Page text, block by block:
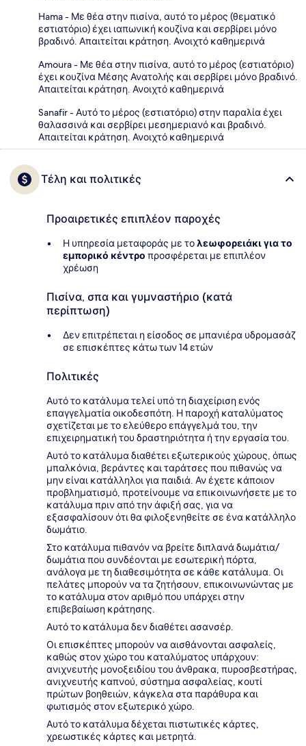
Hama - Με θέα στην πισίνα, αυτό το μέρος (θεματικό
εστιατόριο) έχει ιαπωνική κουζίνα και σερβίρει μόνο
βραδινό. Απαιτείται κράτηση. Ανοιχτό καθημερινά
Amoura - Με θέα στην πισίνα, αυτό το μέρος (εστιατόριο)
έχει κουζίνα Μέσης Ανατολής και σερβίρει μόνο βραδινό.
Απαιτείται κράτηση. Ανοιχτό καθημερινά
Sanafir - Αυτό το μέρος (εστιατόριο) στην παραλία έχει
θαλασσινά και σερβίρει μεσημεριανό και βραδινό.
Απαιτείται κράτηση. Ανοιχτό καθημερινά
Τέλη και πολιτικές
Προαιρετικές επιπλέον παροχές
Η υπηρεσία μεταφοράς με τολεωφορειάκι για το
εμπορικό κέντρο προσφέρεται με επιπλέον
χρέωση
Πισίνα, σπα και γυμναστήριο (κατά
περίπτωση)
Δεν επιτρέπεται η είσοδος σε μπανιέρα υδρομασάζ
σε επισκέπτες κάτω των 14 ετών
Πολιτικές
Αυτό το κατάλυμα τελεί υπό τη διαχείριση ενός
επαγγελματία οικοδεσπότη. Η παροχή καταλύματος
σχετίζεται με το ελεύθερο επάγγελμά του, την
επιχειρηματική του δραστηριότητα ή την εργασία του.
Αυτό το κατάλυμα διαθέτει εξωτερικούς χώρους, όπως
μπαλκόνια, βεράντες και ταράτσες που πιθανώς να
μην είναι κατάλληλοι για παιδιά. Αν έχετε κάποιον
προβληματισμό, προτείνουμε να επικοινωνήσετε με το
κατάλυμα πριν από την άφιξή σας, για να
εξασφαλίσουν ότι θα φιλοξενηθείτε σε ένα κατάλληλο
δωμάτιο.
Στο κατάλυμα πιθανόν να βρείτε διπλανά δωμάτια/
δωμάτια που συνδέονται με εσωτερική πόρτα,
ανάλογα με τη διαθεσιμότητα σε κάθε κατάλυμα. Οι
πελάτες μπορούν να τα ζητήσουν, επικοινωνώντας με
το κατάλυμα στον αριθμό που υπάρχει στην
επιβεβαίωση κράτησης.
Αυτό το κατάλυμα δεν διαθέτει ασανσέρ.
Οι επισκέπτες μπορούν να αισθάνονται ασφαλείς,
καθώς στον χώρο του καταλύματος υπάρχουν:
ανιχνευτής μονοξειδίου του άνθρακα, πυροσβεστήρας,
ανιχνευτής καπνού, σύστημα ασφαλείας, κουτί
πρώτων βοηθειών, κάγκελα στα παράθυρα και
φωτισμός στον εξωτερικό χώρο.
Αυτό το κατάλυμα δέχεται πιστωτικές κάρτες,
χρεωστικές κάρτες και μετρητά.